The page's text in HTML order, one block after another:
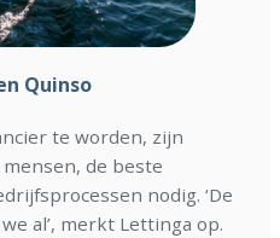
Quinso
te worden, zijn
de beste
nodig. ‘De
al’, merkt Lettinga op.